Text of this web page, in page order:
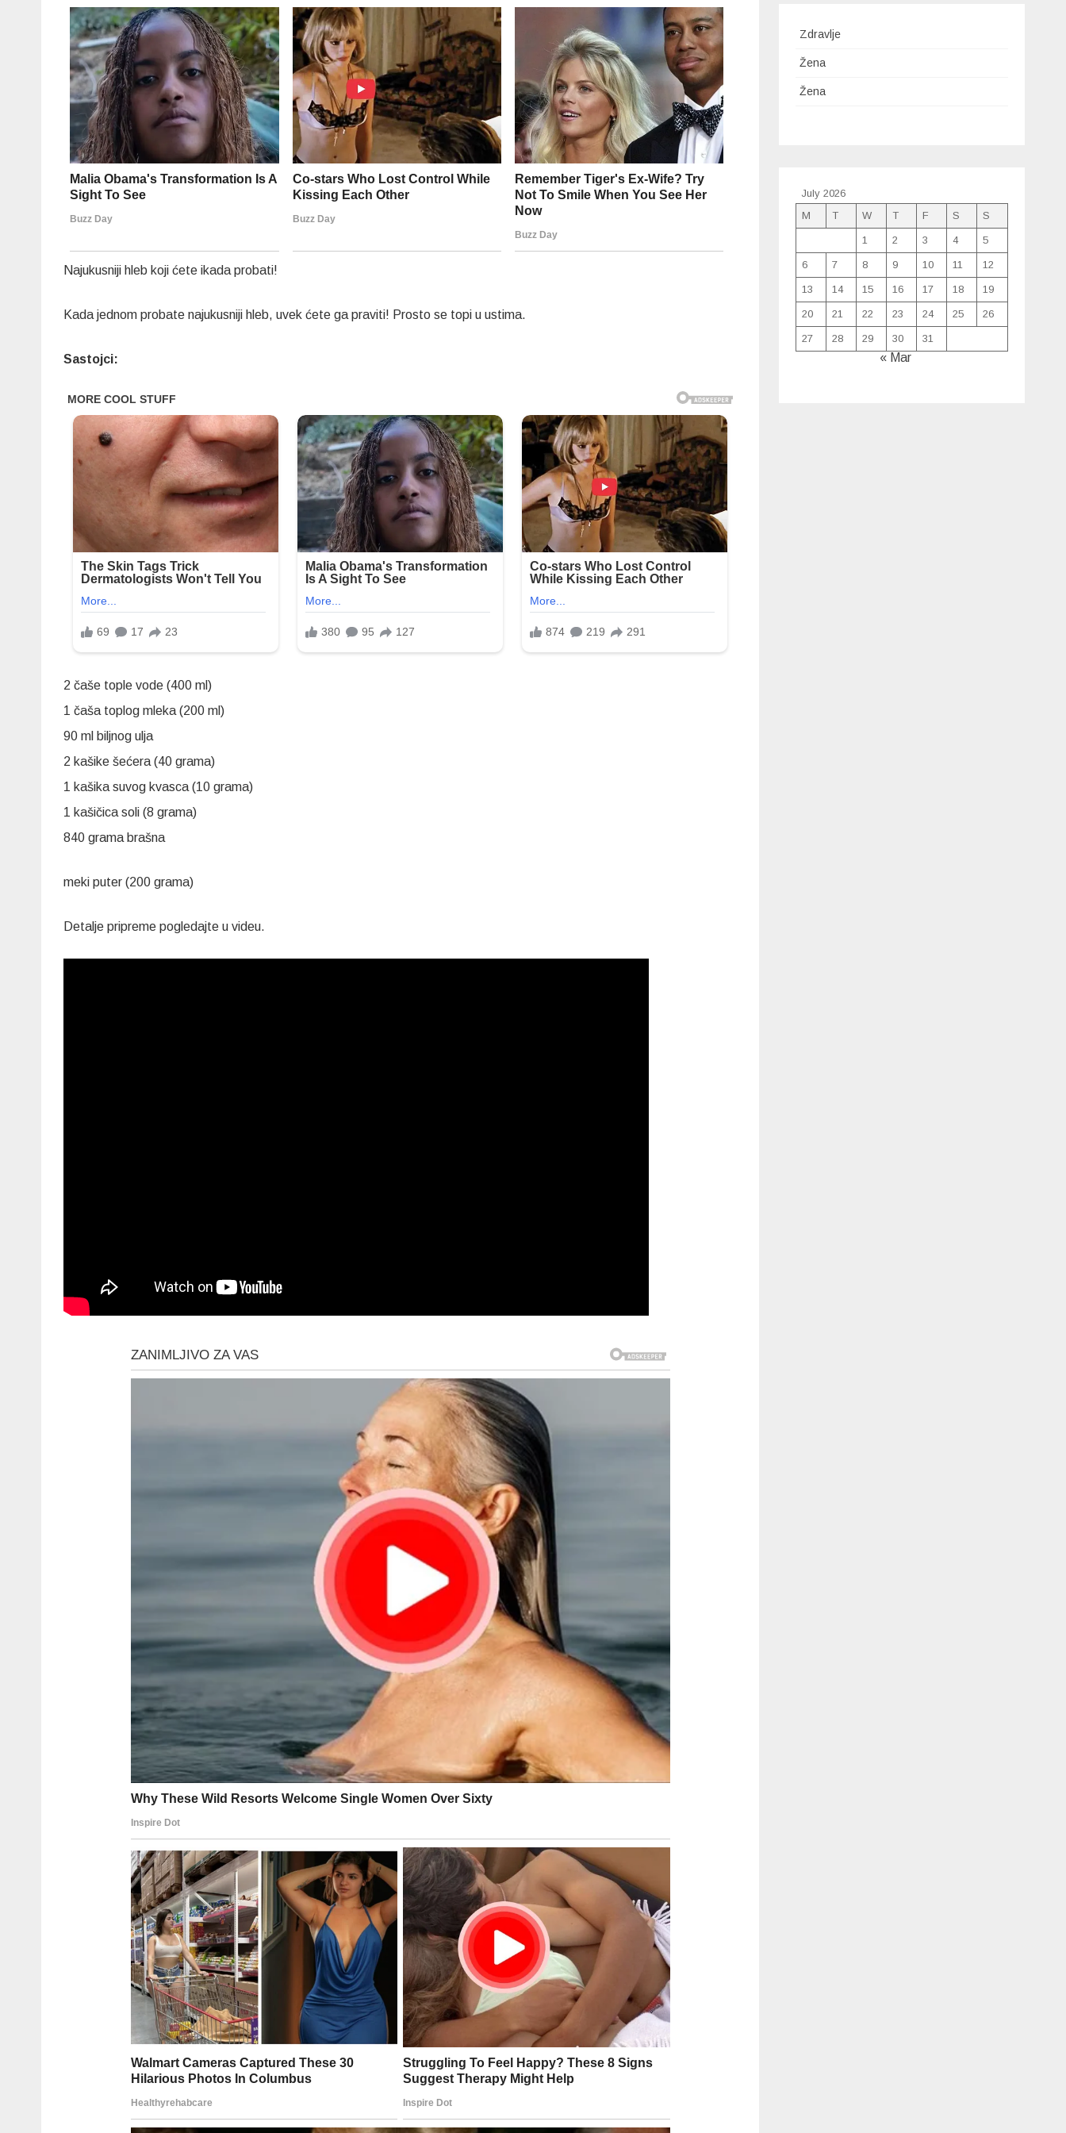
Najukusniji hleb koji ćete ikada probati!
Kada jednom probate najukusniji hleb, uvek ćete ga praviti! Prosto se topi u ustima.
Sastojci:
2 čaše tople vode (400 ml)
1 čaša toplog mleka (200 ml)
90 ml biljnog ulja
2 kašike šećera (40 grama)
1 kašika suvog kvasca (10 grama)
1 kašičica soli (8 grama)
840 grama brašna
meki puter (200 grama)
Detalje pripreme pogledajte u videu.
Zdravlje
Žena
Žena
July 2026
M
T W T F S S
1 2 3 4 5
6 7 8 9 10 11 12
13 14 15 16 17 18 19
20 21 22 23 24 25 26
27 28 29 30 31
« Mar